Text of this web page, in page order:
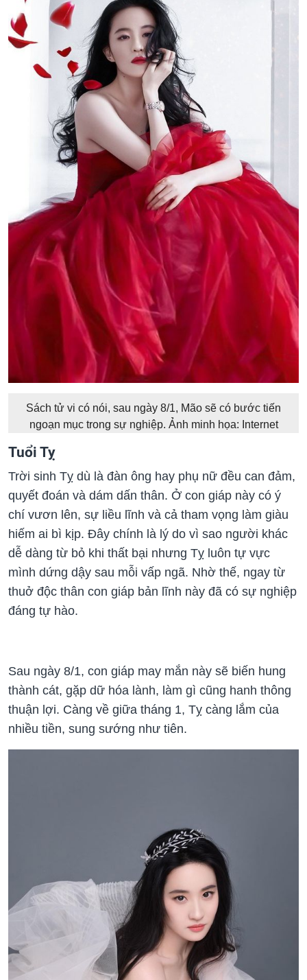
Sách tử vi có nói, sau ngày 8/1, Mão sẽ có bước tiến
ngoạn mục trong sự nghiệp. Ảnh minh họa: Internet
Tuổi Tỵ
Trời sinh Tỵ dù là đàn ông hay phụ nữ đều can đảm,
quyết đoán và dám dấn thân. Ở con giáp này có ý
chí vươn lên, sự liều lĩnh và cả tham vọng làm giàu
hiếm ai bì kịp. Đây chính là lý do vì sao người khác
dễ dàng từ bỏ khi thất bại nhưng Tỵ luôn tự vực
mình dứng dậy sau mỗi vấp ngã. Nhờ thế, ngay từ
thuở độc thân con giáp bản lĩnh này đã có sự nghiệp
đáng tự hào.
Sau ngày 8/1, con giáp may mắn này sẽ biến hung
thành cát, gặp dữ hóa lành, làm gì cũng hanh thông
thuận lợi. Càng về giữa tháng 1, Tỵ càng lắm của
nhiều tiền, sung sướng như tiên.